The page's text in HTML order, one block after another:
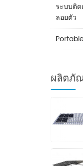
ระบบติ
ลอยตัว
ผลิตภั